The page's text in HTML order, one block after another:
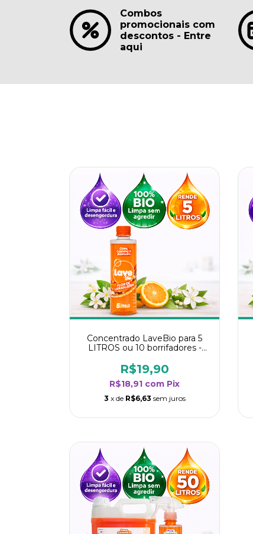
Combos
promocionais com
descontos - Entre
aqui
Concentrado LaveBio para 5
LITROS ou 10 borrifadores -
- Flor de Laranjeira
R$19,90
R$18,91 com Pix
3 x de R$6,63 sem juros